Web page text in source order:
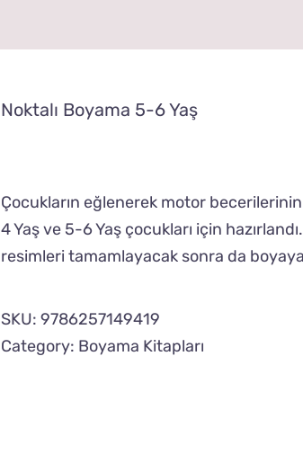
Noktalı Boyama 5-6 Yaş
Çocukların eğlenerek motor
4 Yaş ve 5-6 Yaş çocukları için
resimleri tamamlayacak sonra da
SKU: 9786257149419
Category: Boyama Kitapları